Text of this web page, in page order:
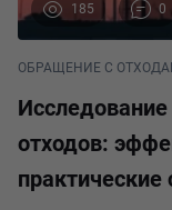
185 0
ОБРАЩЕНИЕ С
отходов:
практические